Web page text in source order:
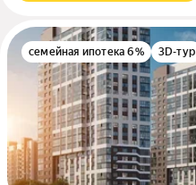
семейная ипотека 6% 3D-тур